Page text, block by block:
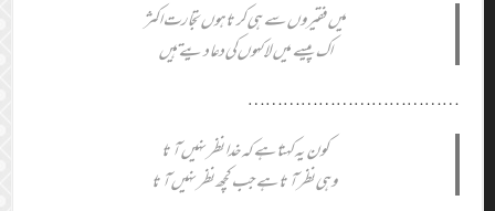
میں فقیروں سے ہی کرتا ہوں تجارت اکثر
اک پیسے میں لاکهوں کی دعا دیتے ہیں
………………………………
کون یہ کہتا ہے کہ خدا نظر نہیں آتا
وہی نظر آتا ہے جب کچھ نظر نہیں آتا